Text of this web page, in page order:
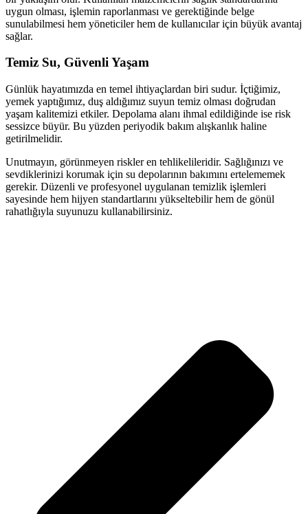
uygun olması, işlemin raporlanması ve gerektiğinde belge
sunulabilmesi hem yöneticiler hem de kullanıcılar için büyük avantaj
sağlar.
Temiz Su, Güvenli Yaşam
Günlük hayatımızda en temel ihtiyaçlardan biri sudur. İçtiğimiz,
yemek yaptığımız, duş aldığımız suyun temiz olması doğrudan
yaşam kalitemizi etkiler. Depolama alanı ihmal edildiğinde ise risk
sessizce büyür. Bu yüzden periyodik bakım alışkanlık haline
getirilmelidir.
Unutmayın, görünmeyen riskler en tehlikelileridir. Sağlığınızı ve
sevdiklerinizi korumak için su depolarının bakımını ertelememek
gerekir. Düzenli ve profesyonel uygulanan temizlik işlemleri
sayesinde hem hijyen standartlarını yükseltebilir hem de gönül
rahatlığıyla suyunuzu kullanabilirsiniz.